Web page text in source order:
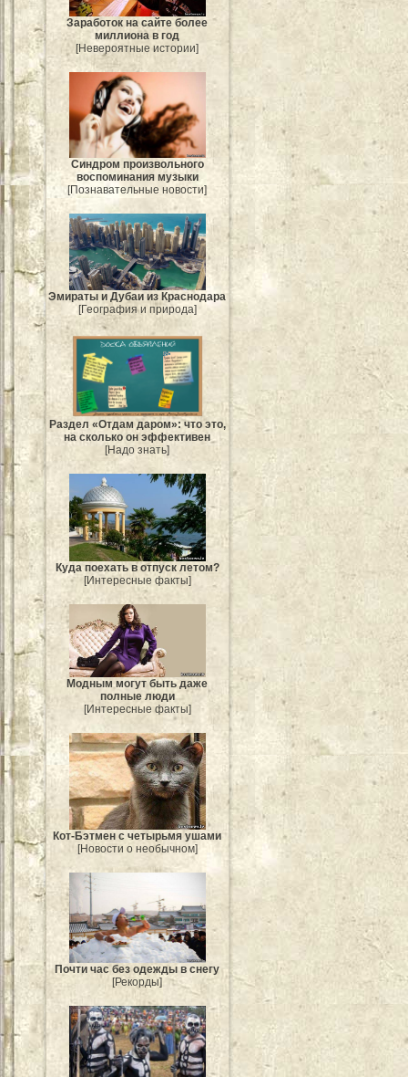
Заработок на сайте более
миллиона в год
[Невероятные истории]
Синдром произвольного
воспоминания музыки
[Познавательные новости]
Эмираты и Дубаи из Краснодара
[География и природа]
Раздел «Отдам даром»: что это,
на сколько он эффективен
[Надо знать]
Куда поехать в отпуск летом?
[Интересные факты]
Модным могут быть даже
полные люди
[Интересные факты]
Кот-Бэтмен с четырьмя ушами
[Новости о необычном]
Почти час без одежды в снегу
[Рекорды]